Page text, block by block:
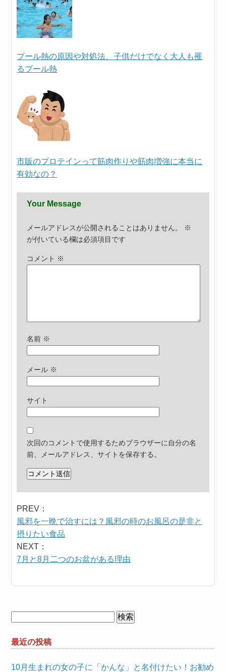
プール熱の原因や対処法、子供だけでなく大人も罹
るプール熱
市販のプロテインって筋肉作りや筋肉増強に本当に
有効なの？
Your Message
メールアドレスが公開されることはありません。
※
が付いている欄は必須項目です
コメント ※
名前 ※
メール ※
サイト
次回のコメントで使用するためブラウザーに自分の名
前、メールアドレス、サイトを保存する。
PREV：
風邪を一晩で治すには？風邪の時のお風呂の是非と
摂りたい食品
NEXT：
7月と8月二つのお盆がある理由
最近の投稿
10月生まれの女の子に「かんな」と名付けたい！お勧め